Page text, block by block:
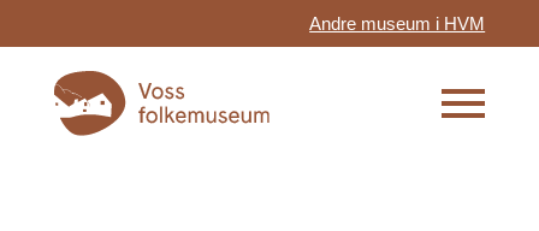
Andre museum i HVM